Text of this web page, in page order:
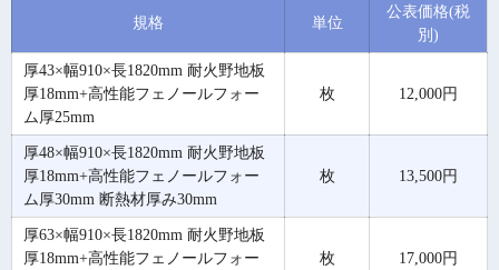
規格 単位
公表価格(税
別)
厚43×幅910×長1820mm 耐火野地板
厚18mm+高性能フェノールフォー
ム厚25mm
枚 12,000円
厚48×幅910×長1820mm 耐火野地板
厚18mm+高性能フェノールフォー
ム厚30mm 断熱材厚み30mm
枚 13,500円
厚63×幅910×長1820mm 耐火野地板
厚18mm+高性能フェノールフォー
枚 17,000円